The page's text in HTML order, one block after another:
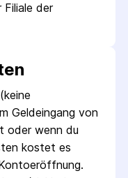
der
Geldeingang von
oder wenn du
kostet es